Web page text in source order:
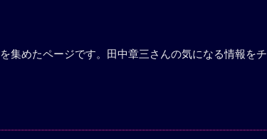
集めたページです。田中章三さんの気になる情報をチ